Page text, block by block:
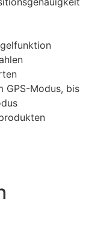
GPS-Modus, bis